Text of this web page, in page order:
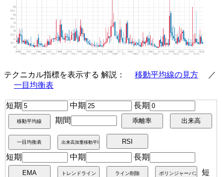
テクニカル指標を表示する 解説： 移動平均線の見方
／
一目均衡表
短期 中期
長期
期間
短期 中期
長期
短